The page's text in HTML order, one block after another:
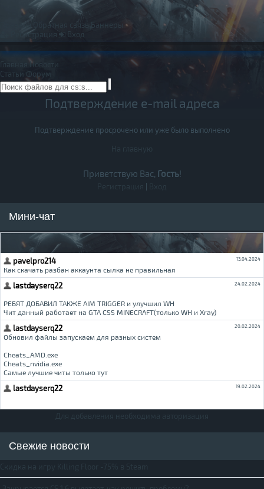
Обратная связь
Баннеры
Регистрация
Вход
Главная
Новости
Статьи Форум
Подтверждение e-mail адреса
Подтверждение просрочено или уже было выполнено
Приветствую Вас, Гость!
Мини-чат
Свежие новости